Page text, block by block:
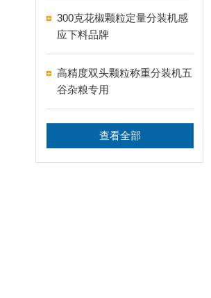
300克花椒颗粒定量分装机感
应下料品牌
高精度双头颗粒称重分装机五
谷杂粮专用
查看全部